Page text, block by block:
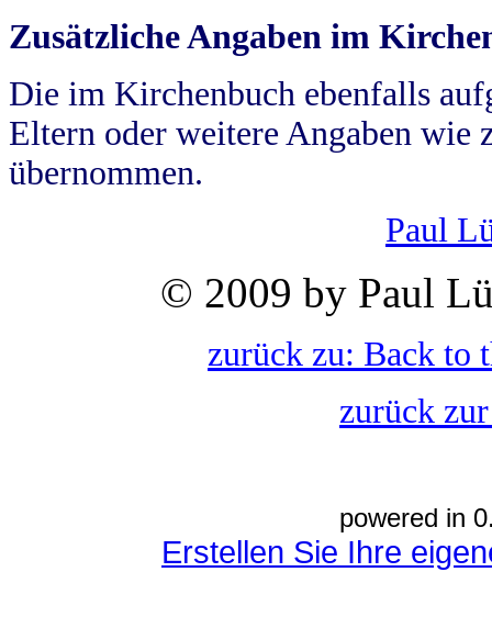
Zusätzliche Angaben im
Die im Kirchenbuch ebenfalls
Eltern oder weitere Angaben wie
übernommen.
Paul
© 2009 by Paul
zurück zu: Back to
zurück
powered in
Erstellen Sie Ihre